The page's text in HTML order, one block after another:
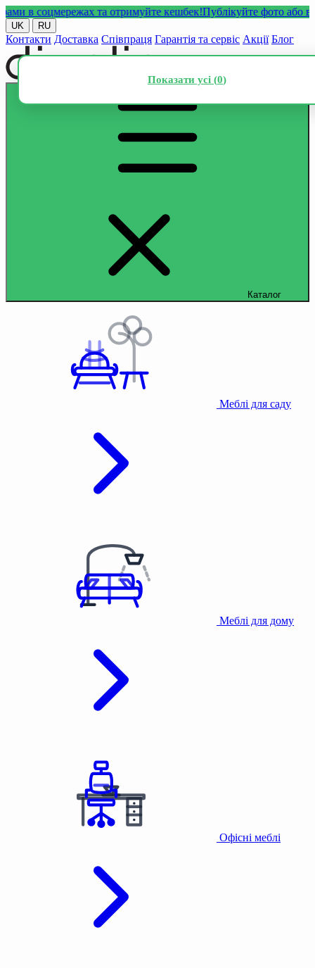
соцмережах та отримуйте кешбек!Публікуйте фото або відео
UK RU
Контакти Доставка Співпраця Гарантія та сервіс Акції Блог
Каталог
Меблі для саду
Меблі для дому
Офісні меблі
Показати усі (0)